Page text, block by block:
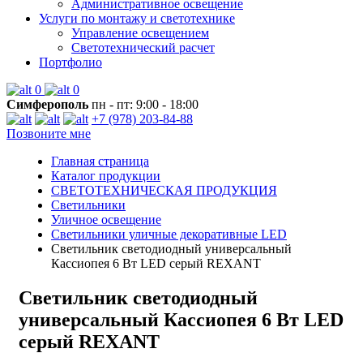
Административное освещение
Услуги по монтажу и светотехнике
Управление освещением
Светотехнический расчет
Портфолио
0
0
Симферополь пн - пт: 9:00 - 18:00
+7 (978) 203-84-88
Позвоните мне
Главная страница
Каталог продукции
СВЕТОТЕХНИЧЕСКАЯ ПРОДУКЦИЯ
Светильники
Уличное освещение
Светильники уличные декоративные LED
Светильник светодиодный универсальный
Кассиопея 6 Вт LED серый REXANT
Светильник светодиодный
универсальный Кассиопея 6 Вт LED
серый REXANT